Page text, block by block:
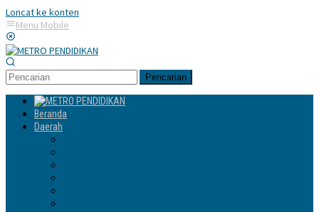
Loncat ke konten
Menu Mobile
Pencarian
Beranda
Daerah